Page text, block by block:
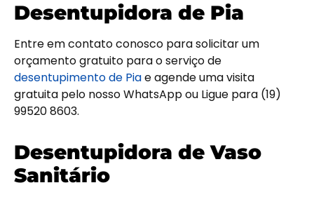
Desentupidora de Pia
Entre em contato conosco para solicitar um
orçamento gratuito para o serviço de
desentupimento de Piae agende uma visita
gratuita pelo nosso WhatsApp ou Ligue para (19)
99520 8603.
Desentupidora de Vaso
Sanitário